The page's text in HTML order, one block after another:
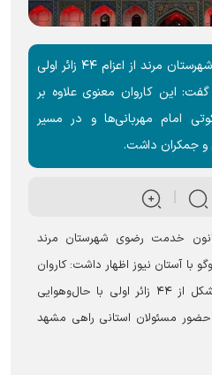
مسئول کانون خدمت رضوی شهرستان مرند از اعزام ۴۴ زائر اولی
این کاروان معنوی علاوه بر
امام مهربانی‌ها و در مسیر
و جمکران داشت.
خدمت رضوی شهرستان مرند
با آستان نیوز اظهار داشت: کاروان
نورانی «خورشید درخشان» متشکل از ۴۴ زائر اولی با حال‌وهوایی
مسئولان استانی راهی مشهد